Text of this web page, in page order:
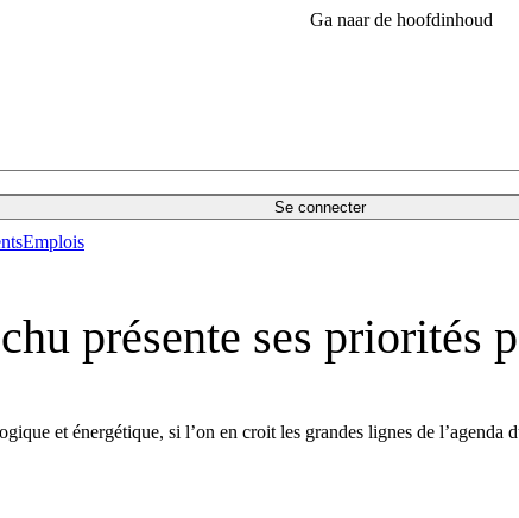
Ga naar de hoofdinhoud
Se connecter
Emplois
présente ses priorités
et énergétique, si l’on en croit les grandes lignes de